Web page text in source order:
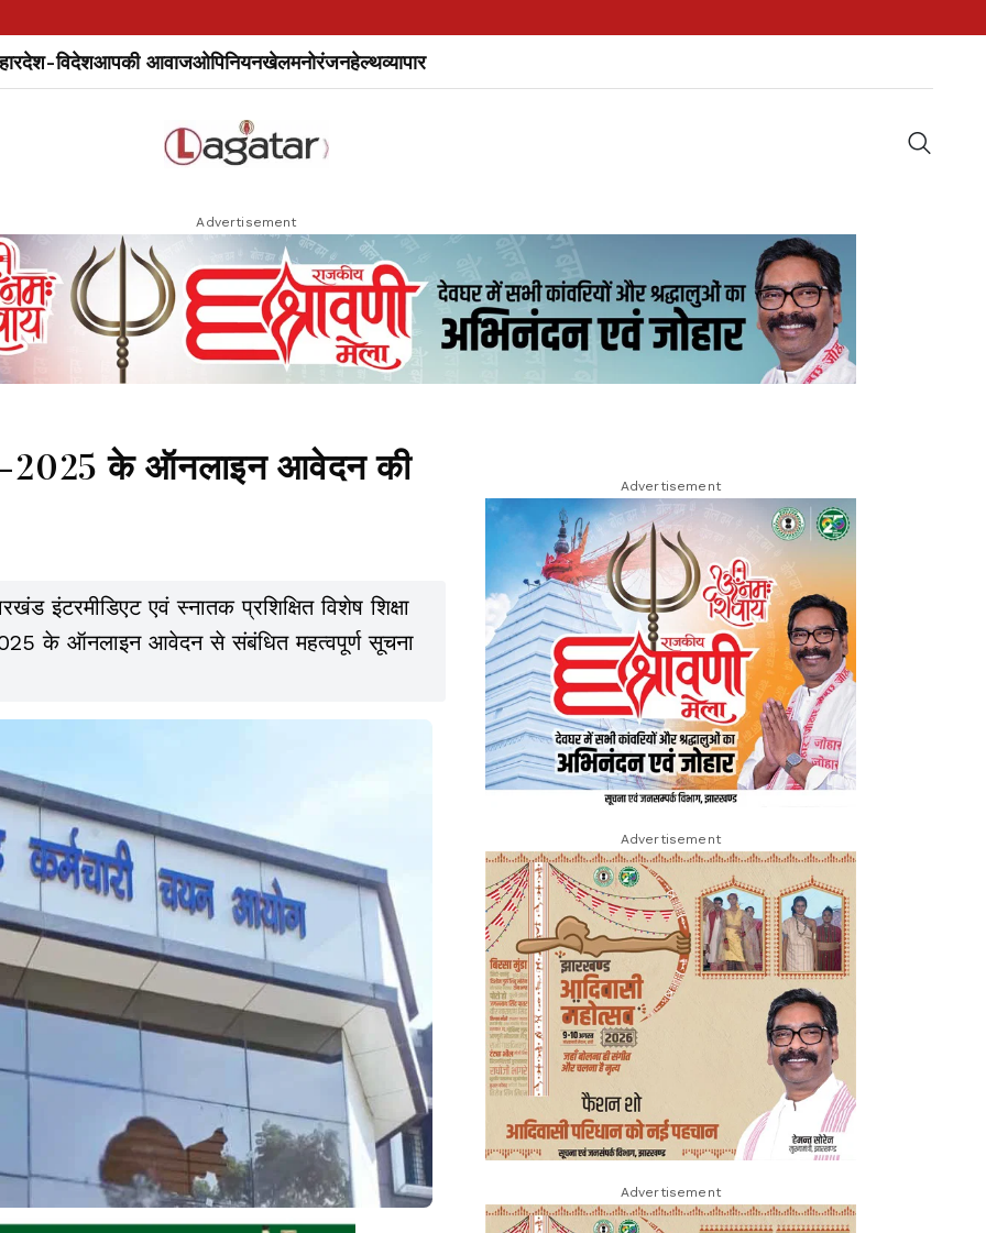
देश-विदेशआपकी आवाजओपिनियनखेलमनोरंजनहेल्थव्यापार
Advertisement
2025 के ऑनलाइन आवेदन की
इंटरमीडिएट एवं स्नातक प्रशिक्षित विशेष शिक्षा
के ऑनलाइन आवेदन से संबंधित महत्वपूर्ण सूचना
Advertisement
Advertisement
Advertisement